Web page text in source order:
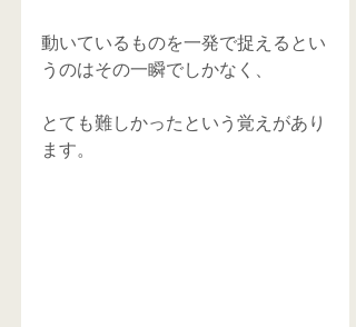
動いているものを一発で捉えるとい
うのはその一瞬でしかなく、
とても難しかったという覚えがあり
ます。